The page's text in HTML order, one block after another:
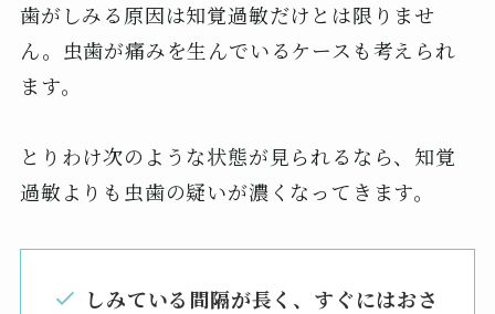
歯がしみる原因は知覚過敏だけとは限りませ
ん。虫歯が痛みを生んでいるケースも考えられ
ます。
とりわけ次のような状態が見られるなら、知覚
過敏よりも虫歯の疑いが濃くなってきます。
しみている間隔が長く、すぐにはおさ